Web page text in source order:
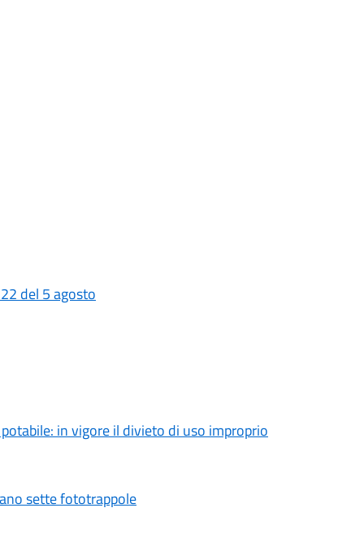
del 5 agosto
in vigore il divieto di uso improprio
sette fototrappole